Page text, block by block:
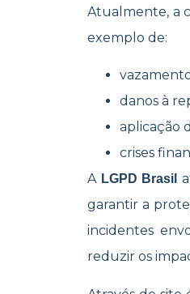
Atualmente, a
exemplo de:
danos à
aplicação
crises
A LGPD Brasil
garantir a
incidentes
reduzir os